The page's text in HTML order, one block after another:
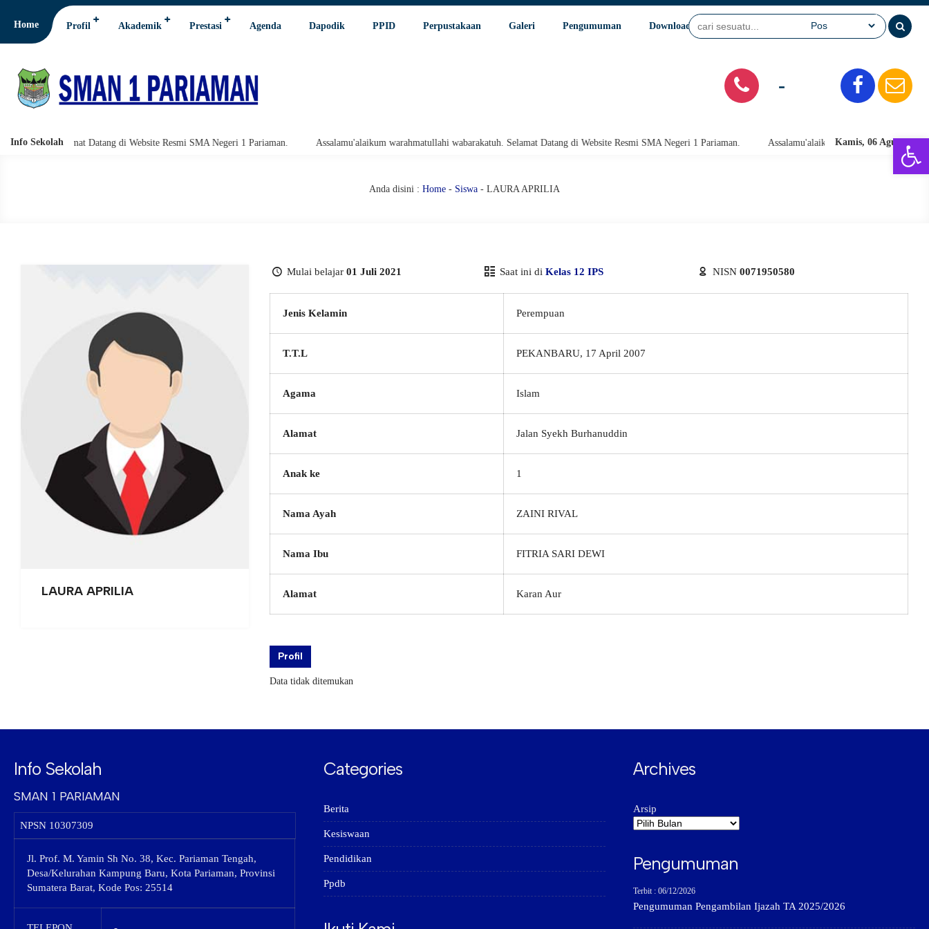
Home Profil Akademik Prestasi Agenda Dapodik PPID Perpustakaan Galeri Pengumuman Download Video
-
Info Sekolah Kamis, 06 Agu 2026
Selamat Datang di Website Resmi SMA Negeri 1 Pariaman. Assalamu'alaikum warahmatullahi wabarakatuh. Selamat Datang di Website Resmi SMA Negeri 1 Pariaman. Assalamu'alaikum warahmatullahi
Anda disini : Home - Siswa - LAURA APRILIA
LAURA APRILIA
Mulai belajar 01 Juli 2021 Saat ini di Kelas 12 IPS NISN 0071950580
Jenis Kelamin Perempuan
T.T.L PEKANBARU, 17 April 2007
Agama Islam
Alamat Jalan Syekh Burhanuddin
Anak ke 1
Nama Ayah ZAINI RIVAL
Nama Ibu FITRIA SARI DEWI
Alamat Karan Aur
Profil
Data tidak ditemukan
Info Sekolah
SMAN 1 PARIAMAN
NPSN 10307309
Jl. Prof. M. Yamin Sh No. 38, Kec. Pariaman Tengah,
Desa/Kelurahan Kampung Baru, Kota Pariaman, Provinsi
Sumatera Barat, Kode Pos: 25514
Categories
Berita
Kesiswaan
Pendidikan
Ppdb
Archives
Arsip
Pengumuman
Terbit : 06/12/2026
Pengumuman Pengambilan Ijazah TA 2025/2026